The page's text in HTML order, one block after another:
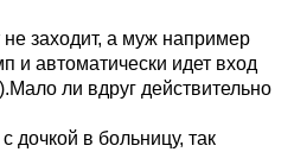
заходит, а муж например
и автоматически идет вход
ли вдруг действительно
дочкой в больницу, так